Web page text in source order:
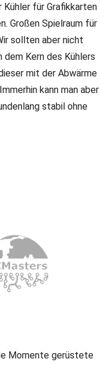
für Grafikkarten
Großen Spielraum für
sollten aber nicht
dem Kern des Kühlers
mit der Abwärme
kann man aber
stabil ohne
Momente gerüstete